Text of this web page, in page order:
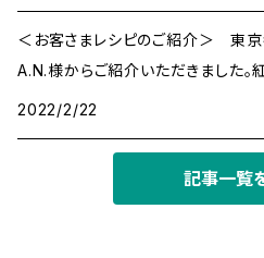
＜お客さまレシピのご紹介＞ 東
A.N.様からご紹介いただきました。
2022/2/22
記事一覧